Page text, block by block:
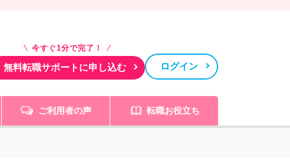
今すぐ1分で完了！
無料転職サポートに申し込む ログイン
ご利用者の声 転職お役立ち